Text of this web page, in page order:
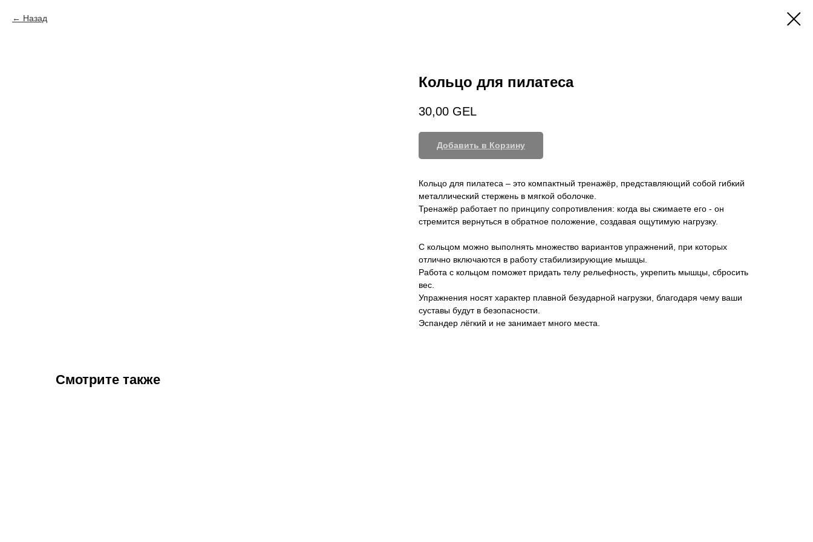
Назад
Кольцо для пилатеса
30,00 GEL
Добавить в Корзину
Кольцо для пилатеса – это компактный тренажёр, представляющий собой гибкий
металлический стержень в мягкой оболочке.
Тренажёр работает по принципу сопротивления: когда вы сжимаете его - он
стремится вернуться в обратное положение, создавая ощутимую нагрузку.
С кольцом можно выполнять множество вариантов упражнений, при которых
отлично включаются в работу стабилизирующие мышцы.
Работа с кольцом поможет придать телу рельефность, укрепить мышцы, сбросить
вес.
Упражнения носят характер плавной безударной нагрузки, благодаря чему ваши
суставы будут в безопасности.
Эспандер лёгкий и не занимает много места.
Смотрите также